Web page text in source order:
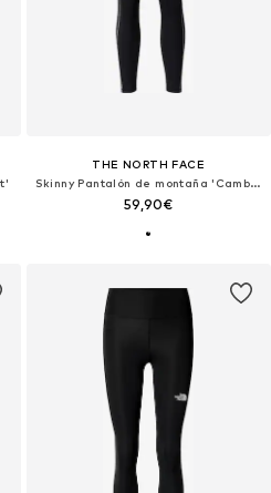
THE NORTH FACE
Skinny Pantalón de montaña 'Cambrena'
59,90€